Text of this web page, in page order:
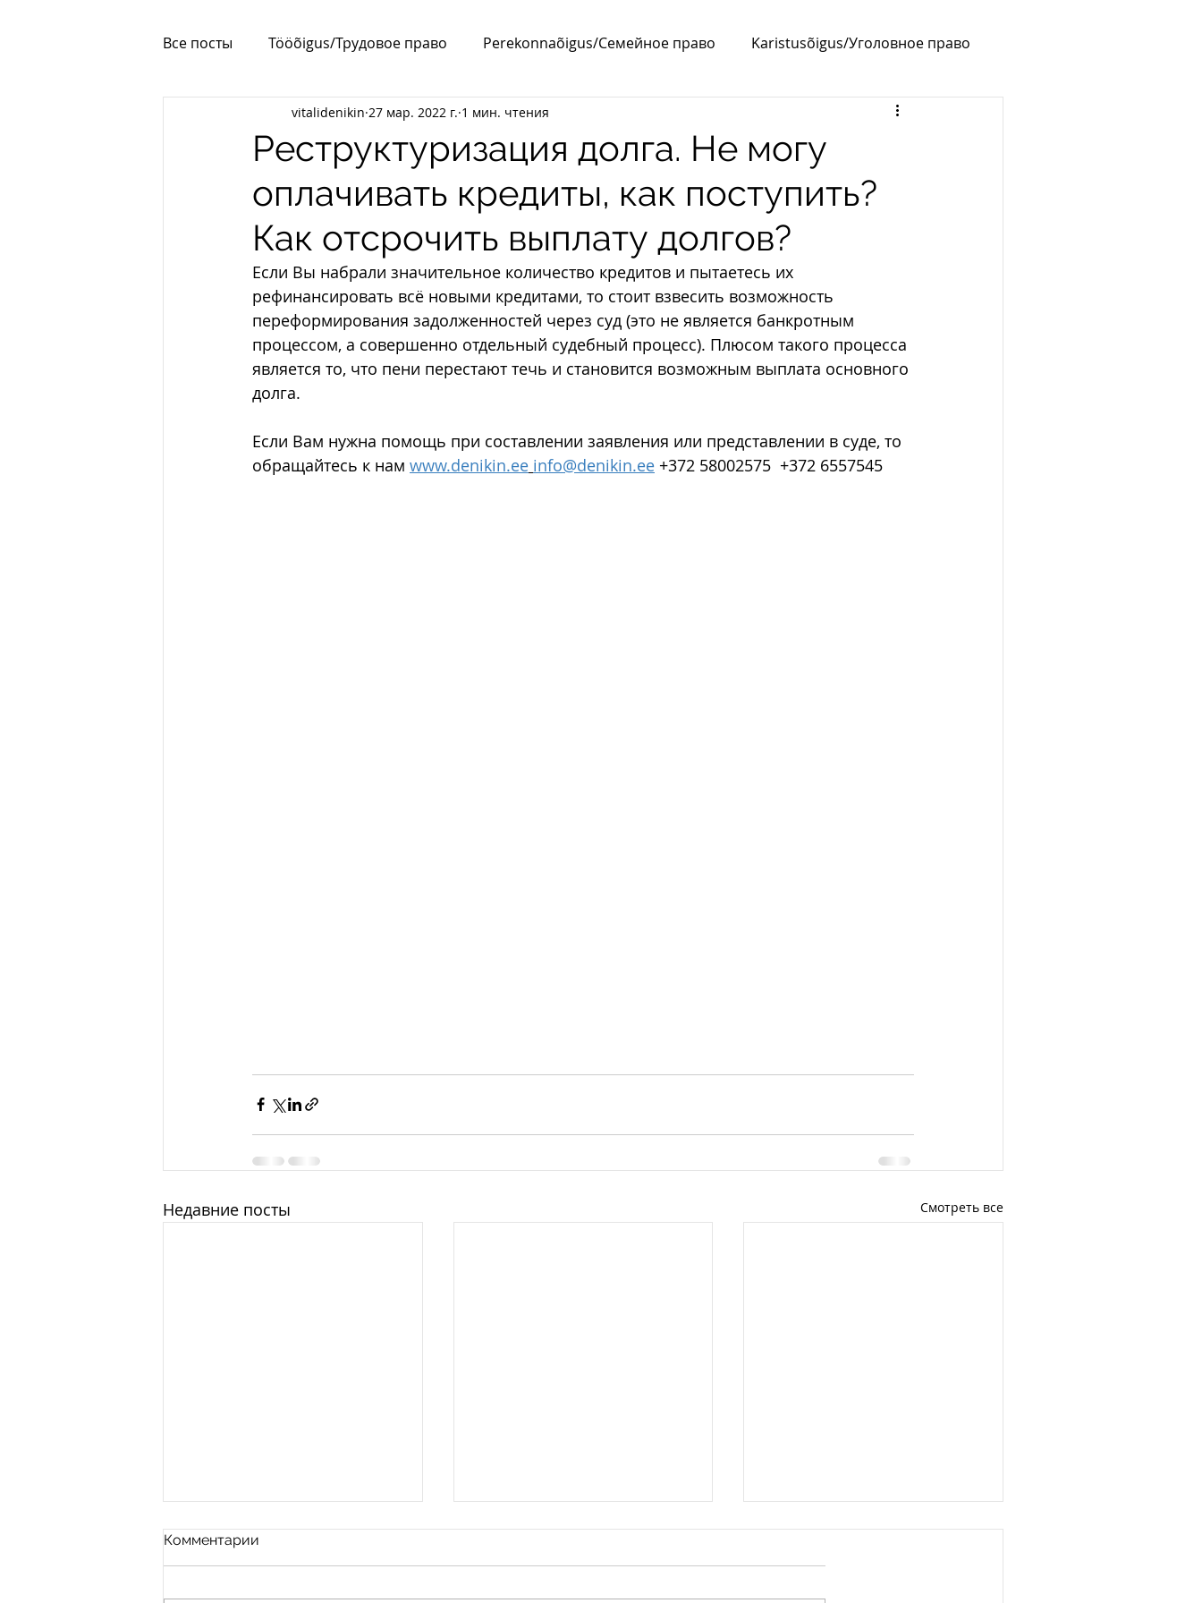
Все посты Tööõigus/Трудовое право Perekonnaõigus/Семейное право Karistusõigus/Уголовное право
Korteriühistud Elamiluba/ВНЖ Abielu/Брак
Реструктуризация долга. Не могу
оплачивать кредиты, как поступить?
Как отсрочить выплату долгов?
vitalidenikin 27 мар. 2022 г. 1 мин. чтения
Если Вы набрали значительное количество кредитов и пытаетесь их
рефинансировать всё новыми кредитами, то стоит взвесить возможность
переформирования задолженностей через суд (это не является банкротным
процессом, а совершенно отдельный судебный процесс). Плюсом такого процесса
является то, что пени перестают течь и становится возможным выплата основного
долга.
Если Вам нужна помощь при составлении заявления или представлении в суде, то
обращайтесь к нам www.denikin.ee info@denikin.ee +372 58002575  +372 6557545
Недавние посты Смотреть все
Комментарии